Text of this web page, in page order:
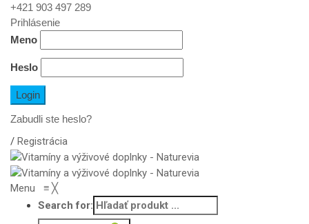
+421 903 497 289
Prihlásenie
Meno
Heslo
Zabudli ste heslo?
/ Registrácia
Menu ≡ ╳
Search for: